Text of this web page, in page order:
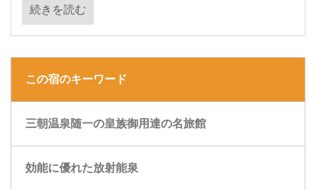
続きを読む
この宿のキーワード
三朝温泉随一の皇族御用達の名旅館
効能に優れた放射能泉